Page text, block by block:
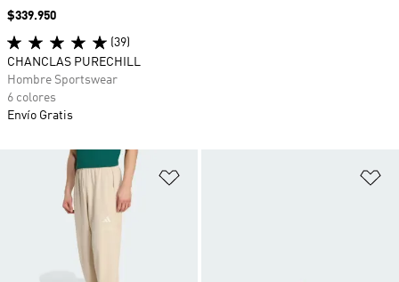
Precio
$339.950
(39)
CHANCLAS PURECHILL
Hombre Sportswear
6 colores
Envío Gratis